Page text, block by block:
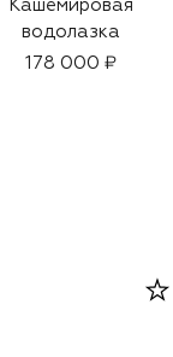
Кашемировая
водолазка
178 000 ₽